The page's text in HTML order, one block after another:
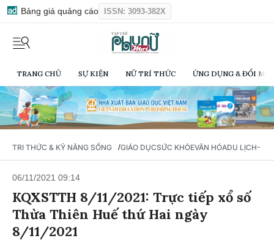
Bảng giá quảng cáo ISSN: 3093-382X
TRANG CHỦ SỰ KIỆN NỮ TRÍ THỨC ỨNG DỤNG & ĐỔI
TRI THỨC & KỸ NĂNG SỐNG /GIÁO DỤCSỨC KHỎEVĂN HÓADU LỊCH-
06/11/2021 09:14
KQXSTTH 8/11/2021: Trực tiếp xổ số
Thừa Thiên Huế thứ Hai ngày
8/11/2021